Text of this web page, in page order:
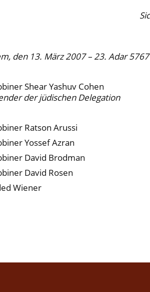
den 13. März 2007 – 23. Adar 5767
Shear Yashuv Cohen
der jüdischen Delegation
Ratson Arussi
Yossef Azran
David Brodman
David Rosen
Wiener